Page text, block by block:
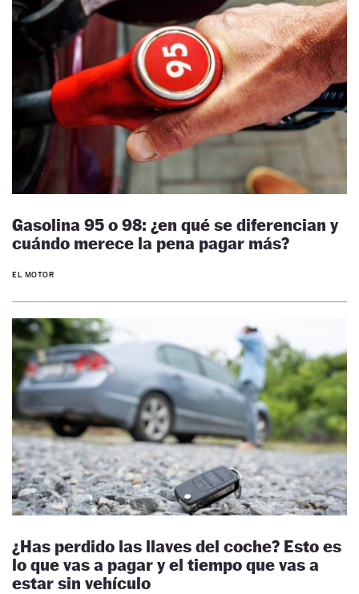
Gasolina 95 o 98: ¿en qué se diferencian y
cuándo merece la pena pagar más?
EL MOTOR
¿Has perdido las llaves del coche? Esto es
lo que vas a pagar y el tiempo que vas a
estar sin vehículo